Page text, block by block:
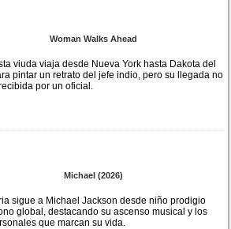
Woman Walks Ahead
viuda viaja desde Nueva York hasta Dakota del
pintar un retrato del jefe indio, pero su llegada no
por un oficial.
Michael (2026)
sigue a Michael Jackson desde niño prodigio
global, destacando su ascenso musical y los
que marcan su vida.